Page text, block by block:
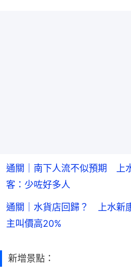
通關｜南下人流不似預期 上
客：少咗好多人
通關｜水貨店回歸？ 上水新
主叫價高20%
新增景點：